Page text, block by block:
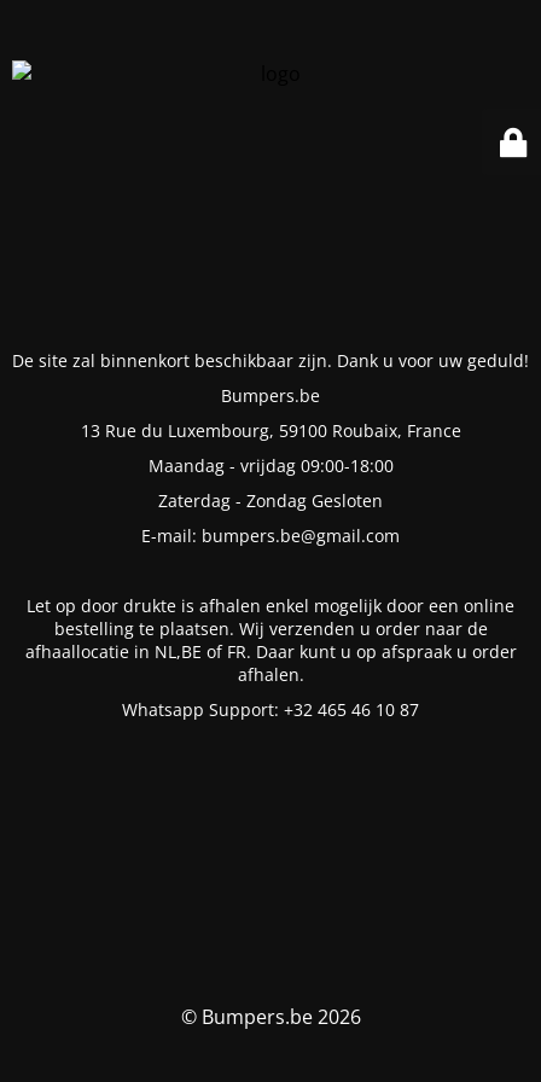
De site zal binnenkort beschikbaar zijn. Dank u voor uw geduld!
Bumpers.be
13 Rue du Luxembourg, 59100 Roubaix, France
Maandag - vrijdag 09:00-18:00
Zaterdag - Zondag Gesloten
E-mail: bumpers.be@gmail.com
Let op door drukte is afhalen enkel mogelijk door een online
bestelling te plaatsen. Wij verzenden u order naar de
afhaallocatie in NL,BE of FR. Daar kunt u op afspraak u order
afhalen.
Whatsapp Support: +32 465 46 10 87
© Bumpers.be 2026